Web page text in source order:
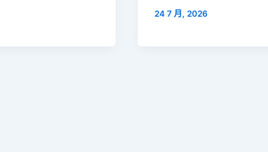
24 7 月, 2026